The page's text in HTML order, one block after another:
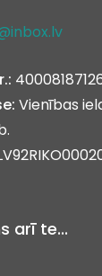
Vienības
arī te...